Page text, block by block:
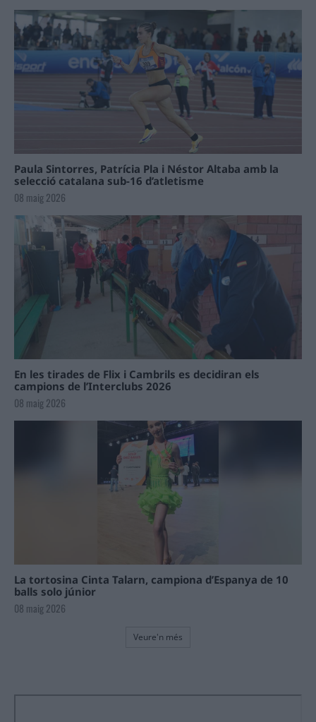
Paula Sintorres, Patrícia Pla i Néstor Altaba amb la
selecció catalana sub-16 d’atletisme
08 maig 2026
En les tirades de Flix i Cambrils es decidiran els
campions de l’Interclubs 2026
08 maig 2026
La tortosina Cinta Talarn, campiona d’Espanya de 10
balls solo júnior
08 maig 2026
Veure'n més